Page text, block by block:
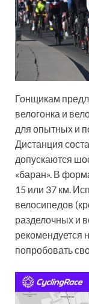
Гонщикам
велогонка и
для опытных и
Дистанция
допускаются
«баран». В
15 или 37 км.
велосипедов
разделочных и
рекомендуется
попробовать